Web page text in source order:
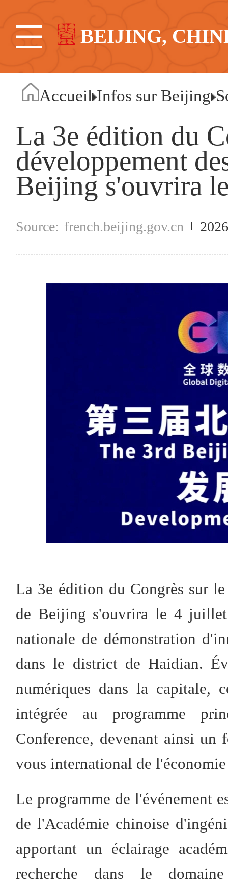
BEIJING,
Accueil Infos sur Beijing
La 3e édition du
développement
Beijing s'ouvrira
french.beijing.gov.cn
La 3e édition du Congrès sur
de Beijing s'ouvrira le 4 juillet
nationale de démonstration
dans le district de Haidian.
numériques dans la capitale,
intégrée au programme
Conference, devenant ainsi un
vous international de
Le programme de l'événement
de l'Académie chinoise
apportant un éclairage
recherche dans le